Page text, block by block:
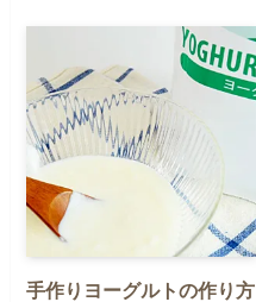
手作りヨーグルトの作り方